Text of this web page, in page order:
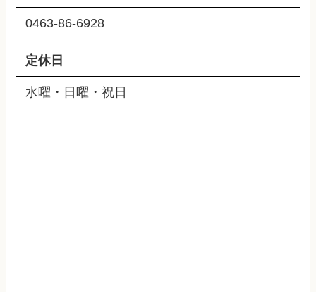
0463-86-6928
定休日
水曜・日曜・祝日